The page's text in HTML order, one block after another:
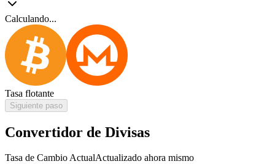
Calculando...
Tasa flotante
Siguiente paso
Convertidor de Divisas
Tasa de Cambio ActualActualizado ahora mismo